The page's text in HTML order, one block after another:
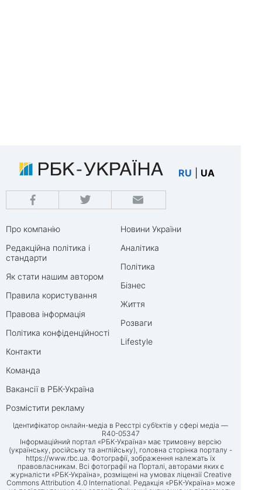
RU UA
Про компанію
Редакційна політика і
стандарти
Як стати нашим автором
Правила користування
Правова інформація
Політика конфіденційності
Контакти
Команда
Вакансії в РБК-Україна
Розмістити рекламу
Новини України
Аналітика
Політика
Бізнес
Життя
Розваги
Lifestyle
Ідентифікатор онлайн-медіа в Реєстрі суб’єктів у сфері медіа —
R40-05347
Інформаційний портал «РБК-Україна» має тримовну версію
(українську, російську та англійську), головна сторінка порталу -
https://www.rbc.ua. Фотографії, зображення належать їх
правовласникам. Всі фотографії на Порталі, авторами яких є
журналісти «РБК-Україна», розміщені на умовах ліцензії Creative
Commons Attribution 4.0 International. Редакція «РБК-Україна» може